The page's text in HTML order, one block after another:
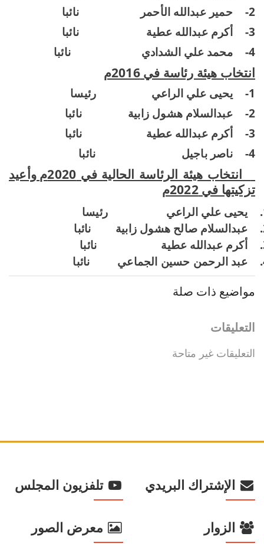
2-
حمير عبدالله الأحمر
نائبا
3-
أكرم عبدالله عطية
نائبا
4-
محمد علي الشدادي نائبا
انتخاب هيئة رئاسة في 2016م
1- يحيى علي الراعي
رئيسا
2-
عبدالسلام هشول زابية
نائبا
3-
أكرم عبدالله عطية نائبا
4-
ناصر باجيل نائبا
انتخاب هيئة الرئاسة الحالية في 2020م وأعيد
تزكيتها في 2022م
يحيى علي الراعي
رئيسا
عبدالسلام صالح هشول زابية
نائبا
أكرم عبدالله عطية
نائبا
عبد الرحمن حسين الجماعي نائبا
مواضيع ذات صلة
التعليقات
التعليقات غير متاحة
الإشتراك البريدي تلفزيون المجلس
الزوار معرض الصور